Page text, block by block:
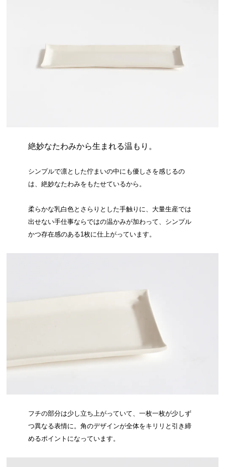
絶妙なたわみから生まれる温もり。
シンプルで凛とした佇まいの中にも優しさを感じるの
は、絶妙なたわみをもたせているから。
柔らかな乳白色とさらりとした手触りに、大量生産では
出せない手仕事ならではの温かみが加わって、シンプル
かつ存在感のある1枚に仕上がっています。
フチの部分は少し立ち上がっていて、一枚一枚が少しず
つ異なる表情に。角のデザインが全体をキリリと引き締
めるポイントになっています。